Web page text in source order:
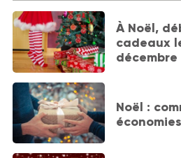
À Noël,
cadeaux
décembre
Noël :